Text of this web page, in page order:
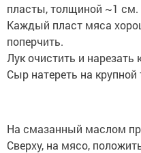
пласты, толщиной ~1 см.
Каждый пласт мяса
поперчить.
Лук очистить и
Сыр натереть на крупной
На смазанный маслом
Сверху, на мясо,